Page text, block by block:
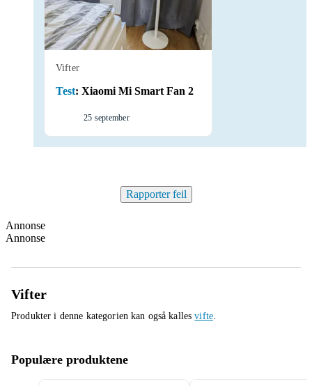
Vifter
Test: Xiaomi Mi Smart Fan 2
25 september
Rapporter feil
Annonse
Annonse
Vifter
Produkter i denne kategorien kan også kallesvifte.
Populære produktene